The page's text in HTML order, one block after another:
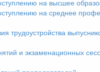
на высшее
на среднее
трудоустройства
и экзаменационных